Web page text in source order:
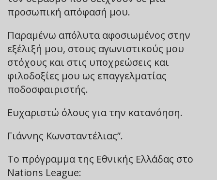
προσωπική απόφασή μου.
Παραμένω απόλυτα αφοσιωμένος στην
εξέλιξή μου, στους αγωνιστικούς μου
στόχους και στις υποχρεώσεις και
φιλοδοξίες μου ως επαγγελματίας
ποδοσφαιριστής.
Ευχαριστώ όλους για την κατανόηση.
Γιάννης Κωνσταντέλιας”.
Το πρόγραμμα της Εθνικής Ελλάδας στο
Nations League: